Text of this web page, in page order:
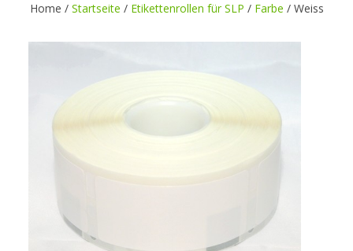
Home / Startseite / Etikettenrollen für SLP / Farbe / Weiss